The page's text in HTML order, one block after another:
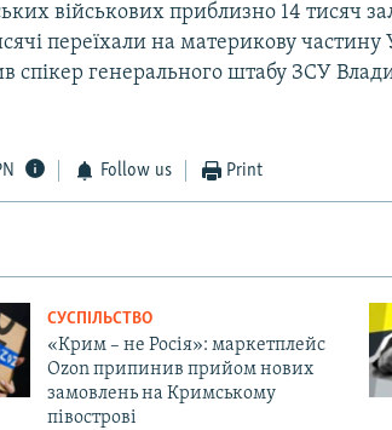
військових приблизно 14 тисяч
переїхали на материкову частину
спікер генерального штабу ЗСУ
Follow us Print
СУСПІЛЬСТВО
«Крим – не Росія»: маркетплейс
Ozon припинив прийом нових
замовлень на Кримському
півострові